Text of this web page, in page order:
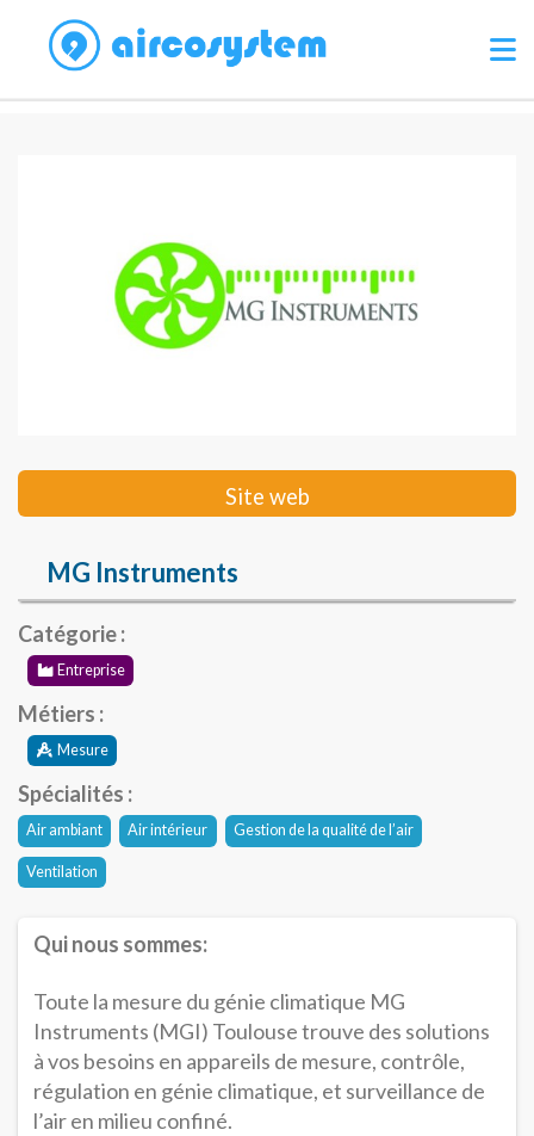
Site web
MG Instruments
Catégorie :
Entreprise
Métiers :
Mesure
Spécialités :
Air ambiant Air intérieur Gestion de la qualité de l’air
Ventilation
Qui nous sommes:
Toute la mesure du génie climatique MG
Instruments (MGI) Toulouse trouve des solutions
à vos besoins en appareils de mesure, contrôle,
régulation en génie climatique, et surveillance de
l’air en milieu confiné.